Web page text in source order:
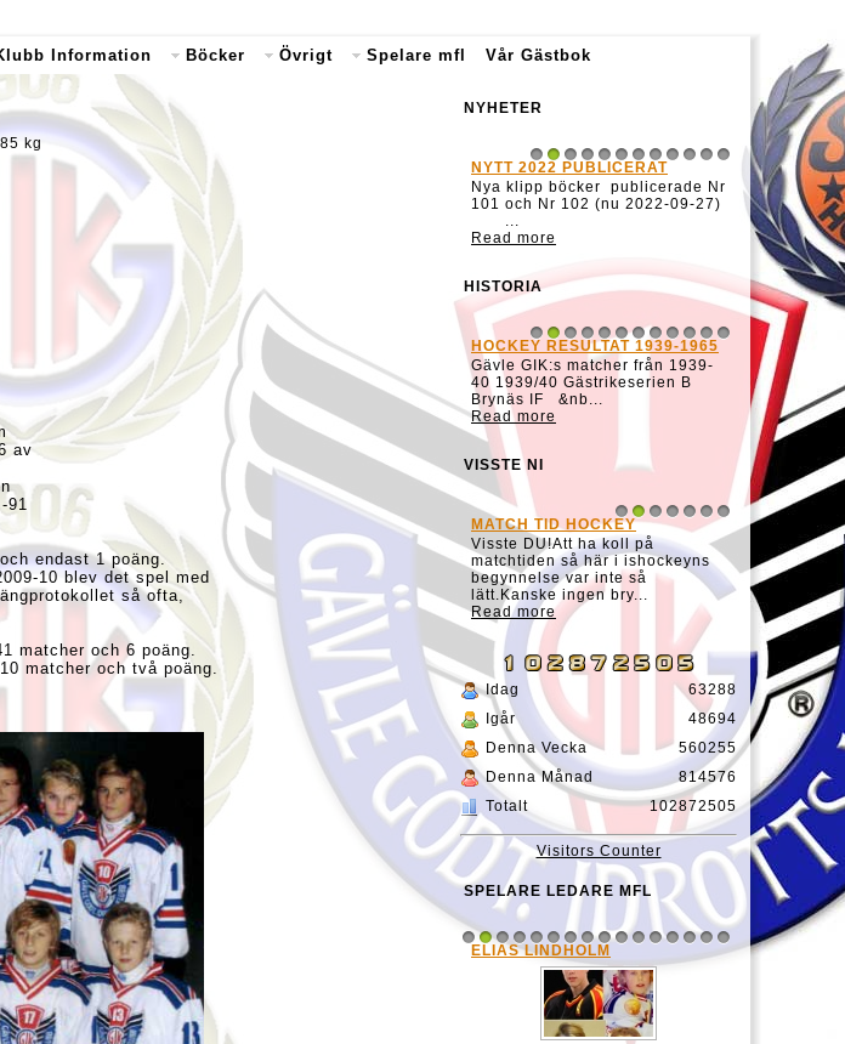
Information Böcker Övrigt Spelare mfl Vår Gästbok
85 kg
av
91
endast 1 poäng.
10 blev det spel med
så ofta,
matcher och 6 poäng.
matcher och två poäng.
NYHETER
1 2 3 4 5 6 7 8 9
NYTT 2022 PUBLICERAT
Nya klipp böcker publicerade Nr
101 och Nr 102 (nu 2022-09-27)
...
Read more
HISTORIA
1 2 3 4 5 6 7 8 9 101112
HOCKEY RESULTAT 1939-1965
Gävle GIK:s matcher från 1939-
40 1939/40 Gästrikeserien B
Brynäs IF &nb...
Read more
VISSTE NI
1 2 3 4 5 6
MATCH TID HOCKEY
Visste DU!Att ha koll på
matchtiden så här i ishockeyns
begynnelse var inte så
lätt.Kanske ingen bry...
Read more
Idag
Igår
Denna Vecka
Denna Månad
Totalt
63288
48694
560255
814576
102872505
Visitors Counter
SPELARE LEDARE MFL
2 3 4 5 6 7 8 9 1516
ELIAS LINDHOLM